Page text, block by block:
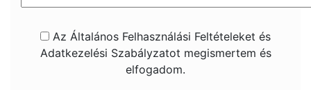
Az Általános Felhasználási Feltételeket és
Adatkezelési Szabályzatot megismertem és
elfogadom.